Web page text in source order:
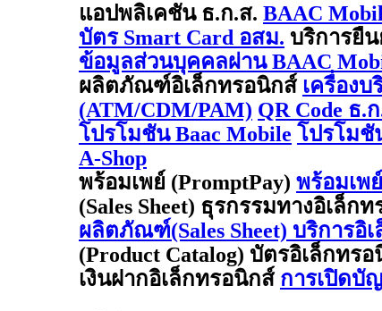
แอปพลิเคชัน ธ.ก.ส. BAAC
บัตร Smart Card อสม. บริการยื
ข้อมูลส่วนบุคคลผ่าน BAAC
ผลิตภัณฑ์อิเล็กทรอนิกส์ เครื่อง
(ATM/CDM/PAM) QR Code ธ.
โปรโมชัน Baac Mobile โปรโมชั
A-Shop
พร้อมเพย์ (PromptPay) พร้อมเพย์
(Sales Sheet) ธุรกรรมทางอิเล็ก
ผลิตภัณฑ์(Sales Sheet) บริการอิ
(Product Catalog) บัตรอิเล็กทร
เงินฝากอิเล็กทรอนิกส์ การเปิดบั